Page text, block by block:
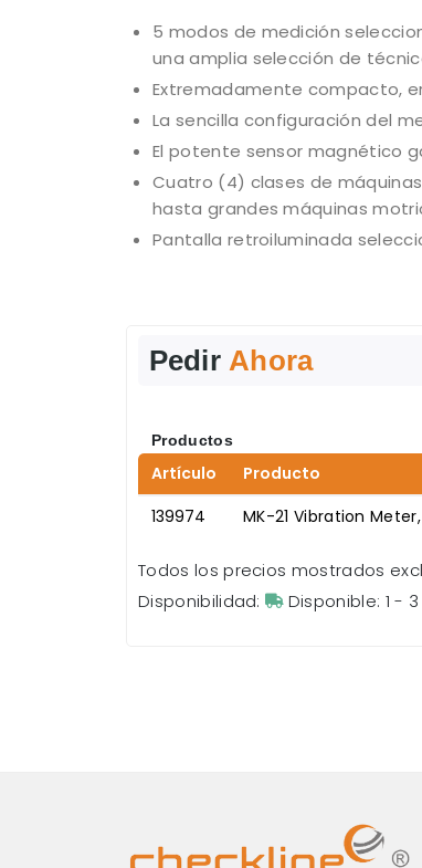
5 modos de medición
una amplia selección de
Extremadamente compacto,
La sencilla configuración del
El potente sensor magnético
Cuatro (4) clases de máquinas
hasta grandes máquinas
Pantalla retroiluminada
Pedir Ahora
Productos
Artículo Producto
139974
MK-21 Vibration
Todos los precios mostrados
Disponibilidad:
Disponible: 1 -